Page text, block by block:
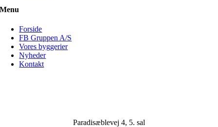
Menu
Forside
FB Gruppen A/S
Vores byggerier
Nyheder
Kontakt
Paradisæblevej 4, 5. sal